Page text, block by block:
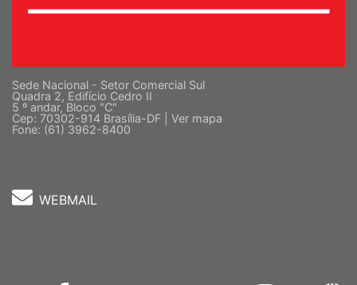
Sede Nacional - Setor Comercial Sul
Quadra 2, Edifício Cedro II
5 º andar, Bloco "C"
Cep: 70302-914 Brasília-DF | Ver mapa
Fone: (61) 3962-8400
WEBMAIL